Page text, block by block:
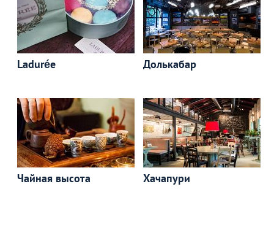
Ladurée Долькабар
Чайная высота Хачапури